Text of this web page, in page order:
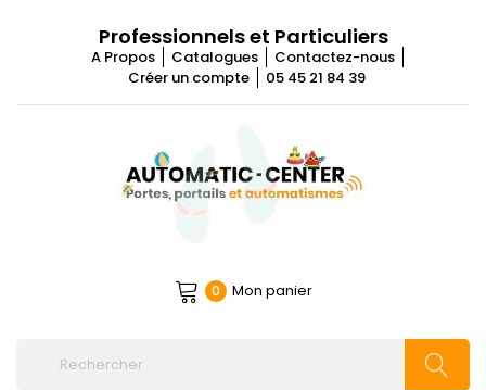
Professionnels et Particuliers
A Propos Catalogues
Contactez-nous
Créer un compte
05 45 21 84 39
0 Mon panier